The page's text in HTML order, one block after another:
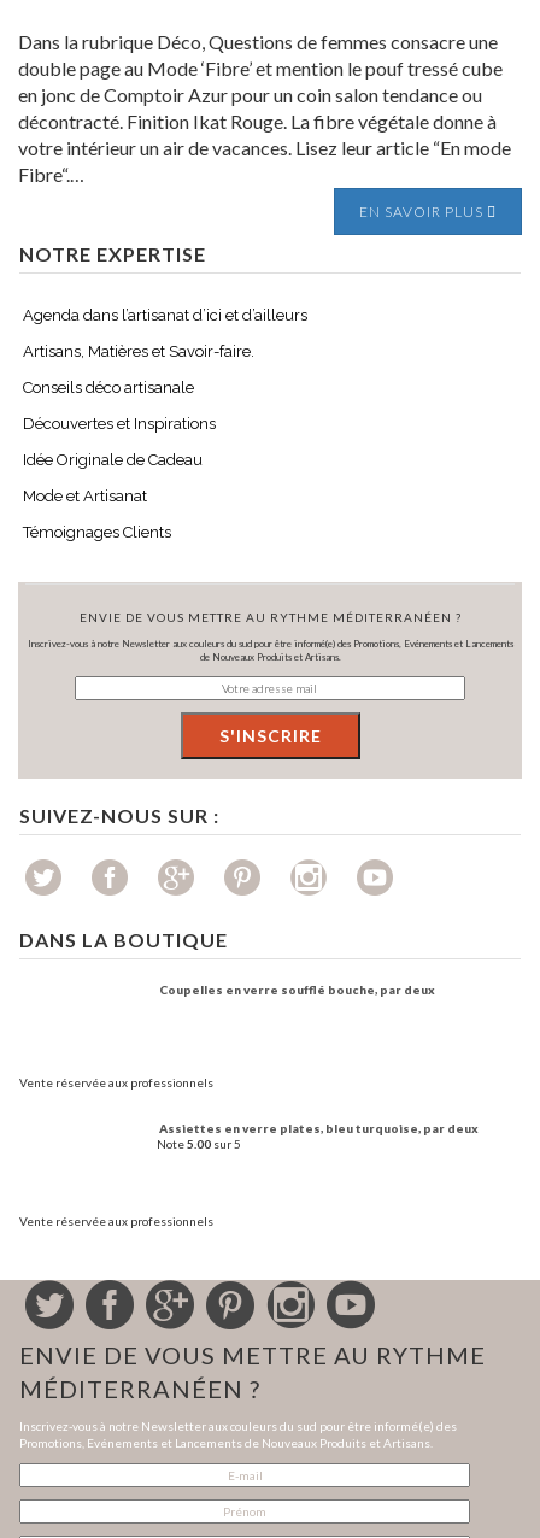
Dans la rubrique Déco, Questions de femmes consacre une
double page au Mode ‘Fibre’ et mention le pouf tressé cube
en jonc de Comptoir Azur pour un coin salon tendance ou
décontracté. Finition Ikat Rouge. La fibre végétale donne à
votre intérieur un air de vacances. Lisez leur article “En mode
Fibre“.…
EN SAVOIR PLUS
NOTRE EXPERTISE
Agenda dans l’artisanat d’ici et d’ailleurs
Artisans, Matières et Savoir-faire.
Conseils déco artisanale
Découvertes et Inspirations
Idée Originale de Cadeau
Mode et Artisanat
Témoignages Clients
ENVIE DE VOUS METTRE AU RYTHME MÉDITERRANÉEN ?
Inscrivez-vous à notre Newsletter aux couleurs du sud pour être informé(e) des Promotions, Evénements et Lancements
de Nouveaux Produits et Artisans.
SUIVEZ-NOUS SUR :
DANS LA BOUTIQUE
Coupelles en verre soufflé bouche, par deux
Vente réservée aux professionnels
Assiettes en verre plates, bleu turquoise, par deux
Note5.00 sur 5
Vente réservée aux professionnels
ENVIE DE VOUS METTRE AU RYTHME
MÉDITERRANÉEN ?
Inscrivez-vous à notre Newsletter aux couleurs du sud pour être informé(e) des
Promotions, Evénements et Lancements de Nouveaux Produits et Artisans.